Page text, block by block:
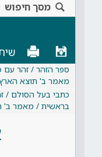
מסך חיפוש
ספר הזהר / זהר
מאמר ב' תוצא
כתבי בעל הסולם /
בראשית / מאמר ב'